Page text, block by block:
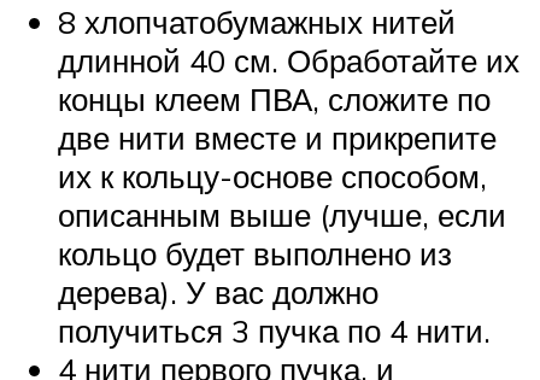
8 хлопчатобумажных нитей
длинной 40 см. Обработайте их
концы клеем ПВА, сложите по
две нити вместе и прикрепите
их к кольцу-основе способом,
описанным выше (лучше, если
кольцо будет выполнено из
дерева). У вас должно
получиться 3 пучка по 4 нити.
4 нити первого пучка, и